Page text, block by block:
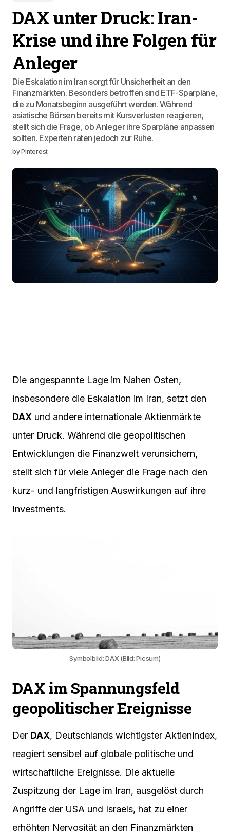
DAX unter Druck: Iran-
Krise und ihre Folgen für
Anleger
Die Eskalation im Iran sorgt für Unsicherheit an den
Finanzmärkten. Besonders betroffen sind ETF-Sparpläne,
die zu Monatsbeginn ausgeführt werden. Während
asiatische Börsen bereits mit Kursverlusten reagieren,
stellt sich die Frage, ob Anleger ihre Sparpläne anpassen
sollten. Experten raten jedoch zur Ruhe.
byPinterest
Die angespannte Lage im Nahen Osten,
insbesondere die Eskalation im Iran, setzt den
DAX und andere internationale Aktienmärkte
unter Druck. Während die geopolitischen
Entwicklungen die Finanzwelt verunsichern,
stellt sich für viele Anleger die Frage nach den
kurz- und langfristigen Auswirkungen auf ihre
Investments.
Symbolbild: DAX (Bild: Picsum)
DAX im Spannungsfeld
geopolitischer Ereignisse
Der DAX, Deutschlands wichtigster Aktienindex,
reagiert sensibel auf globale politische und
wirtschaftliche Ereignisse. Die aktuelle
Zuspitzung der Lage im Iran, ausgelöst durch
Angriffe der USA und Israels, hat zu einer
erhöhten Nervosität an den Finanzmärkten